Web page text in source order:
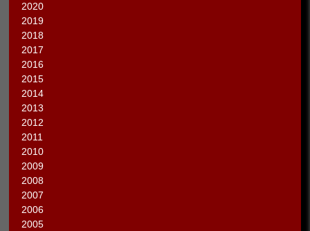
2020
2019
2018
2017
2016
2015
2014
2013
2012
2011
2010
2009
2008
2007
2006
2005